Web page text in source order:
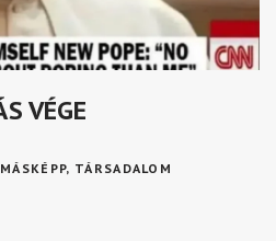
VÉGE
, TÁRSADALOM